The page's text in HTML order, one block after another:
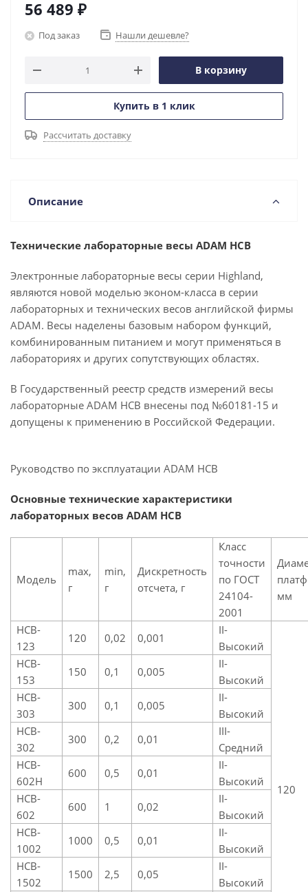
56 489 ₽
Под заказ Нашли дешевле?
В корзину
Купить в 1 клик
Рассчитать доставку
Описание
Технические лабораторные весы ADAM HCB
Электронные лабораторные весы серии Highland,
являются новой моделью эконом-класса в серии
лабораторных и технических весов английской фирмы
ADAM. Весы наделены базовым набором функций,
комбинированным питанием и могут применяться в
лабораториях и других сопутствующих областях.
В Государственный реестр средств измерений весы
лабораторные ADAM HCB внесены под №60181-15 и
допущены к применению в Российской Федерации.
Руководство по эксплуатации ADAM НСВ
Основные технические характеристики
лабораторных весов ADAM HCB
Модель
max,
г
min,
г
Дискретность
отсчета, г
Класс
точности
по ГОСТ
24104-
2001
мм
HCB-
123
120 0,02 0,001
II-
Высокий
120
HCB-
153
150 0,1 0,005
II-
Высокий
HCB-
303
300 0,1 0,005
II-
Высокий
HCB-
302
300 0,2 0,01
III-
Средний
HCB-
602H
600 0,5 0,01
II-
Высокий
HCB-
602
600 1 0,02
II-
Высокий
HCB-
1002
1000 0,5 0,01
II-
Высокий
HCB-
1502
1500 2,5 0,05
II-
Высокий